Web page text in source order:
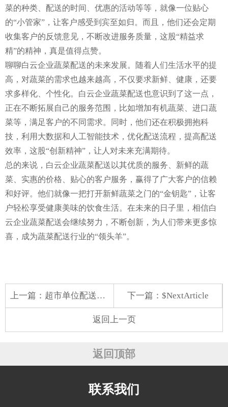
菜的种类、配送的时间、优惠的活动等等，就像一位贴心
的“小管家”，让客户感受到宾至如归。而且，他们还会定期
收集客户的反馈意见，不断改进服务质量，这股“精益求
精”的精神，真是值得点赞。
聊聊白云企业蔬菜配送的未来发展。随着人们生活水平的提
高，对蔬菜的需求也越来越高，不仅要求新鲜、健康，还要
求多样化、个性化。白云企业蔬菜配送也意识到了这一点，
正在不断拓展自己的服务范围，比如增加有机蔬菜、进口蔬
菜等，满足客户的不同需求。同时，他们还在积极拥抱科
技，利用大数据和人工智能技术，优化配送流程，提高配送
效率，这股“创新精神”，让人对未来充满期待。
总的来说，白云企业蔬菜配送以其优质的服务、新鲜的蔬
菜、实惠的价格、贴心的客户服务，赢得了广大客户的信赖
和好评。他们就像一把打开新鲜蔬菜之门的“金钥匙”，让客
户轻松享受健康美味的饮食生活。在未来的日子里，相信白
云企业蔬菜配送会继续努力，不断创新，为人们带来更多惊
喜，成为蔬菜配送行业的“领头羊”。
上一篇： 超市单位配送蔬菜软件 下一篇：$NextArticle
返回上一页
返回顶部
联系我们